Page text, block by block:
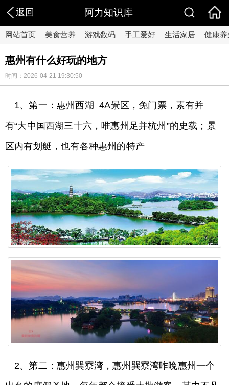
返回 阿力知识库
网站首页 美食营养 游戏数码 手工爱好 生活家居 健康养
惠州有什么好玩的地方
时间：2026-04-21 19:30:50
1、第一：惠州西湖 4A景区，免门票，素有并
有“大中国西湖三十六，唯惠州足并杭州”的史载；景
区内有划艇，也有各种惠州的特产
2、第二：惠州巽寮湾，惠州巽寮湾昨晚惠州一个